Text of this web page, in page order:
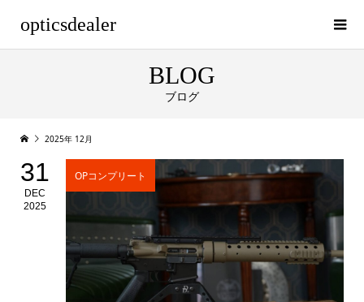
opticsdealer
BLOG
ブログ
2025年 12月
31
DEC
2025
OPコンプリート